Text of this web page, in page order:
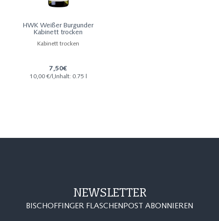
HWK Weißer Burgunder
Kabinett trocken
Kabinett trocken
7,50€
10,00 €/l,Inhalt: 0.75 l
NEWSLETTER
BISCHOFFINGER FLASCHENPOST ABONNIEREN